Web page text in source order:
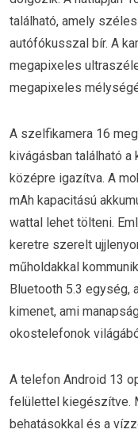
található, amely
autófókusszal bír. A
megapixeles
megapixeles
A szelfikamera 16
kivágásban található a
középre igazítva. A
mAh kapacitású
wattal lehet tölteni.
keretre szerelt
műholdakkal
Bluetooth 5.3 egység,
kimenet, ami
okostelefonok
A telefon Android 13
felülettel kiegészítve.
behatásokkal és a